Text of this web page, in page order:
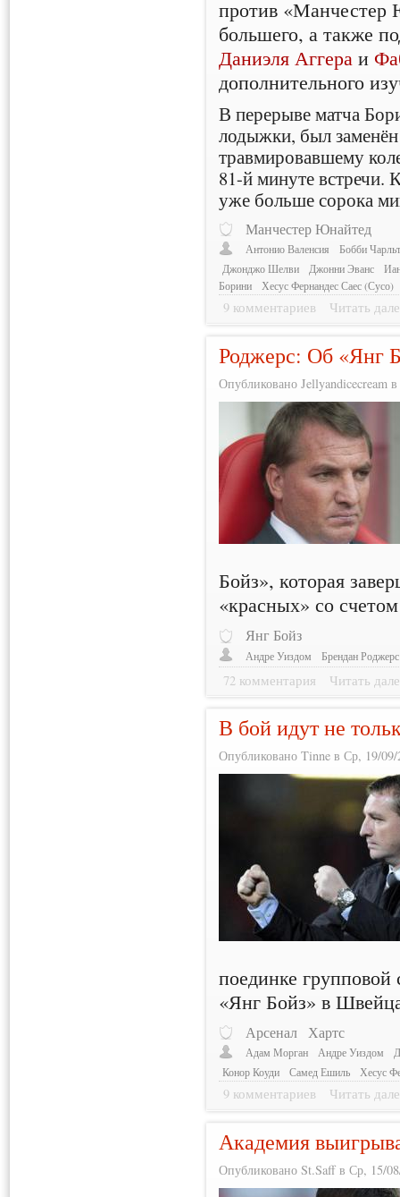
против «Манчестер
большего, а также
Даниэля Аггера и
дополнительного
В перерыве матча
лодыжки, был
травмировавшему
81-й минуте встречи.
уже больше сорока
Манчестер Юнайтед
Антонио Валенсия
Бобби
Джонджо Шелви
Джонни Эванс
Борини
Хесус Фернандес Саес (Сусо)
9 комментариев Читать
Роджерс: Об «Янг
Опубликовано Jellyandicecream
Бойз», которая
«красных» со
Янг Бойз
Андре Уиздом Брендан Роджерс
72 комментария Читать
В бой идут не
Опубликовано Tinne в Ср, 19/
поединке
«Янг Бойз» в
Арсенал Хартс
Адам Морган Андре Уиздом
Конор Коуди
Самед Ешиль Хесус
9 комментариев Читать
Академия
Опубликовано St.Saff в Ср, 15/